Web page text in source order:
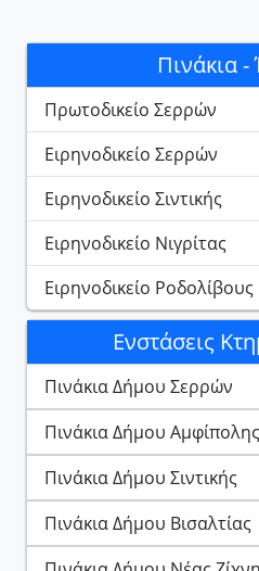
Πινάκια
Πρωτοδικείο Σερρών
Ειρηνοδικείο Σερρών
Ειρηνοδικείο Σιντικής
Ειρηνοδικείο Νιγρίτας
Ειρηνοδικείο Ροδολίβους
Ενστάσεις
Πινάκια Δήμου Σερρών
Πινάκια Δήμου Αμφίπολης
Πινάκια Δήμου Σιντικής
Πινάκια Δήμου Βισαλτίας